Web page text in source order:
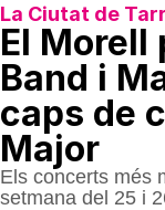
La Ciutat de
El Morell
Band i
caps de
Major
Els concerts més
setmana del 25 i